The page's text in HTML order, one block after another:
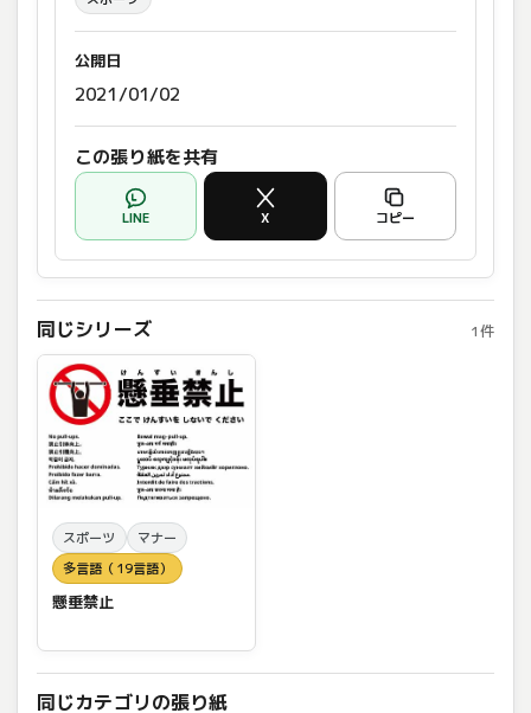
公開日
2021/01/02
この張り紙を共有
LINE X コピー
同じシリーズ 1件
スポーツ
マナー
多言語（19言語）
懸垂禁止
同じカテゴリの張り紙